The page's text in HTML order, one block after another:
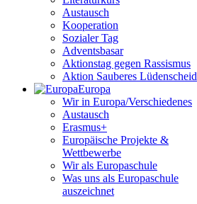
Austausch
Kooperation
Sozialer Tag
Adventsbasar
Aktionstag gegen Rassismus
Aktion Sauberes Lüdenscheid
Europa
Wir in Europa/Verschiedenes
Austausch
Erasmus+
Europäische Projekte &
Wettbewerbe
Wir als Europaschule
Was uns als Europaschule
auszeichnet